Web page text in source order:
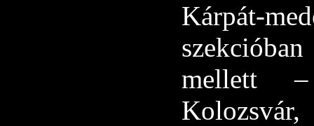
Kárpát-
mellett –